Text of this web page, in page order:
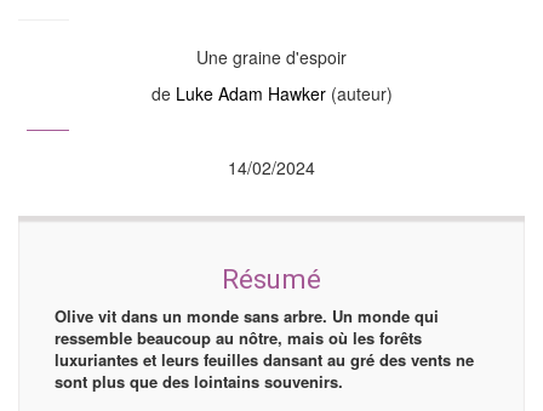
Une graine d'espoir
de Luke Adam Hawker(auteur)
14/02/2024
Résumé
Olive vit dans un monde sans arbre. Un monde qui
ressemble beaucoup au nôtre, mais où les forêts
luxuriantes et leurs feuilles dansant au gré des vents ne
sont plus que des lointains souvenirs.